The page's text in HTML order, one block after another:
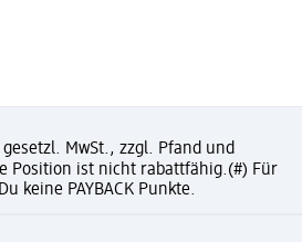
MwSt., zzgl. Pfand und
Position ist nicht rabattfähig.(#) Für
keine PAYBACK Punkte.